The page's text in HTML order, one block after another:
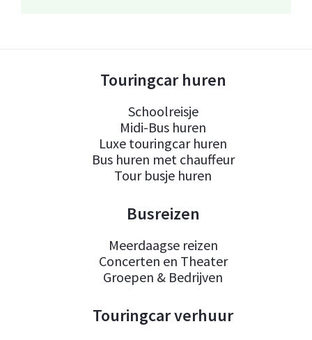
Touringcar huren
Schoolreisje
Midi-Bus huren
Luxe touringcar huren
Bus huren met chauffeur
Tour busje huren
Busreizen
Meerdaagse reizen
Concerten en Theater
Groepen & Bedrijven
Touringcar verhuur